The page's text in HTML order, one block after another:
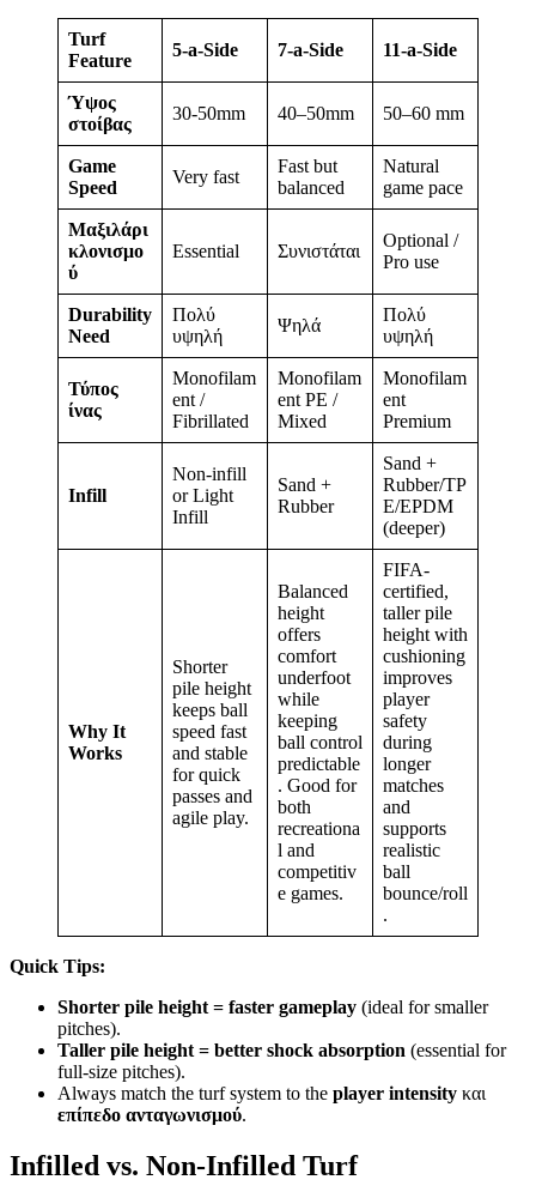
Turf
Feature
5-a-Side 7-a-Side 11-a-Side
Ύψος
στοίβας
30-50mm 40–50mm 50–60 mm
Game
Speed
Very fast
Fast but
balanced
Natural
game pace
Μαξιλάρι
κλονισμο
ύ
Essential Συνιστάται
Optional /
Pro use
Durability
Need
Πολύ
υψηλή
Ψηλά
Πολύ
υψηλή
Τύπος
ίνας
Monofilam
ent /
Fibrillated
Monofilam
ent PE /
Mixed
Monofilam
ent
Premium
Infill
Non-infill
or Light
Infill
Sand +
Rubber
Sand +
Rubber/TP
E/EPDM
(deeper)
Why It
Works
Shorter
pile height
keeps ball
speed fast
and stable
for quick
passes and
agile play.
Balanced
height
offers
comfort
underfoot
while
keeping
ball control
predictable
. Good for
both
recreationa
l and
competitiv
e games.
FIFA-
certified,
taller pile
height with
cushioning
improves
player
safety
during
longer
matches
and
supports
realistic
ball
bounce/roll
.
Quick Tips:
Shorter pile height = faster gameplay (ideal for smaller
pitches).
Taller pile height = better shock absorption (essential for
full-size pitches).
Always match the turf system to the player intensity και
επίπεδο ανταγωνισμού.
Infilled vs. Non-Infilled Turf